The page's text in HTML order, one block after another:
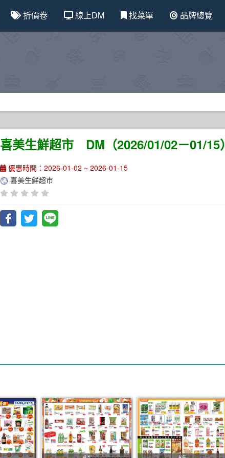
折價卷 線上DM 找菜單 品牌總覽
喜美生鮮超市 DM（2026/01/02－01/15）
優惠時間：2026-01-02 ~ 2026-01-15
喜美生鮮超市